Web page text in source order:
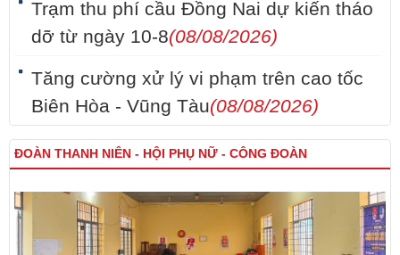
Trạm thu phí cầu Đồng Nai dự kiến tháo
dỡ từ ngày 10-8(08/08/2026)
Tăng cường xử lý vi phạm trên cao tốc
Biên Hòa - Vũng Tàu(08/08/2026)
ĐOÀN THANH NIÊN - HỘI PHỤ NỮ - CÔNG ĐOÀN